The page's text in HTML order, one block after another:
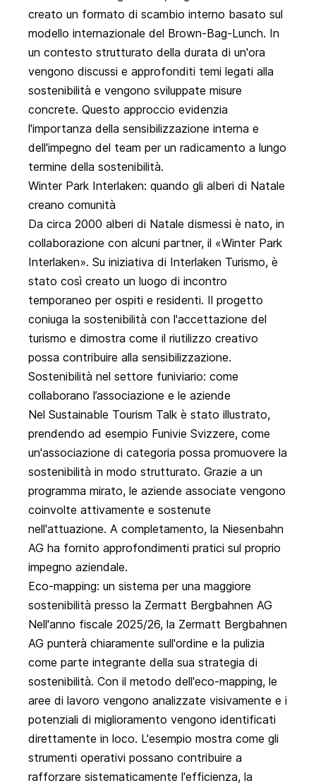
creato un formato di scambio interno basato sul
modello internazionale del Brown-Bag-Lunch. In
un contesto strutturato della durata di un'ora
vengono discussi e approfonditi temi legati alla
sostenibilità e vengono sviluppate misure
concrete. Questo approccio evidenzia
l'importanza della sensibilizzazione interna e
dell'impegno del team per un radicamento a lungo
termine della sostenibilità.
Winter Park Interlaken: quando gli alberi di Natale
creano comunità
Da circa 2000 alberi di Natale dismessi è nato, in
collaborazione con alcuni partner, il «Winter Park
Interlaken». Su iniziativa di Interlaken Turismo, è
stato così creato un luogo di incontro
temporaneo per ospiti e residenti. Il progetto
coniuga la sostenibilità con l'accettazione del
turismo e dimostra come il riutilizzo creativo
possa contribuire alla sensibilizzazione.
Sostenibilità nel settore funiviario: come
collaborano l’associazione e le aziende
Nel Sustainable Tourism Talk è stato illustrato,
prendendo ad esempio Funivie Svizzere, come
un'associazione di categoria possa promuovere la
sostenibilità in modo strutturato. Grazie a un
programma mirato, le aziende associate vengono
coinvolte attivamente e sostenute
nell'attuazione. A completamento, la Niesenbahn
AG ha fornito approfondimenti pratici sul proprio
impegno aziendale.
Eco-mapping: un sistema per una maggiore
sostenibilità presso la Zermatt Bergbahnen AG
Nell'anno fiscale 2025/26, la Zermatt Bergbahnen
AG punterà chiaramente sull'ordine e la pulizia
come parte integrante della sua strategia di
sostenibilità. Con il metodo dell'eco-mapping, le
aree di lavoro vengono analizzate visivamente e i
potenziali di miglioramento vengono identificati
direttamente in loco. L'esempio mostra come gli
strumenti operativi possano contribuire a
rafforzare sistematicamente l'efficienza, la